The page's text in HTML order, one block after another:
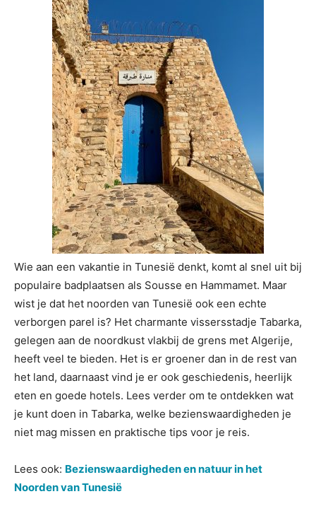
Wie aan een vakantie in Tunesië denkt, komt al snel uit bij
populaire badplaatsen als Sousse en Hammamet. Maar
wist je dat het noorden van Tunesië ook een echte
verborgen parel is? Het charmante vissersstadje Tabarka,
gelegen aan de noordkust vlakbij de grens met Algerije,
heeft veel te bieden. Het is er groener dan in de rest van
het land, daarnaast vind je er ook geschiedenis, heerlijk
eten en goede hotels. Lees verder om te ontdekken wat
je kunt doen in Tabarka, welke bezienswaardigheden je
niet mag missen en praktische tips voor je reis.
Lees ook: Bezienswaardigheden en natuur in het
Noorden van Tunesië